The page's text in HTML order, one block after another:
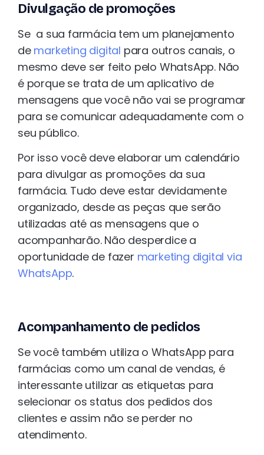
Divulgação de promoções
Se a sua farmácia tem um planejamento
de marketing digital para outros canais, o
mesmo deve ser feito pelo WhatsApp. Não
é porque se trata de um aplicativo de
mensagens que você não vai se programar
para se comunicar adequadamente com o
seu público.
Por isso você deve elaborar um calendário
para divulgar as promoções da sua
farmácia. Tudo deve estar devidamente
organizado, desde as peças que serão
utilizadas até as mensagens que o
acompanharão. Não desperdice a
oportunidade de fazer marketing digital via
WhatsApp.
Acompanhamento de pedidos
Se você também utiliza o WhatsApp para
farmácias como um canal de vendas, é
interessante utilizar as etiquetas para
selecionar os status dos pedidos dos
clientes e assim não se perder no
atendimento.